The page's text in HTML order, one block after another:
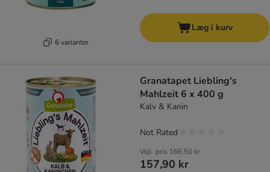
6 varianter
Læg i kurv
Granatapet Liebling's
Mahlzeit 6 x 400 g
Kalv & Kanin
Vejl. pris 166,50 kr
157,90 kr
Not Rated